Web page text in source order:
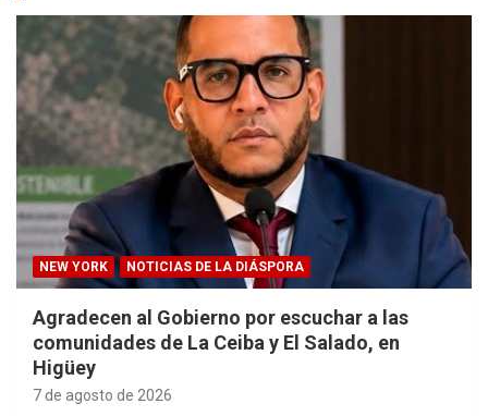
NEW YORK NOTICIAS DE LA DIÁSPORA
Agradecen al Gobierno por escuchar a las
comunidades de La Ceiba y El Salado, en
Higüey
7 de agosto de 2026